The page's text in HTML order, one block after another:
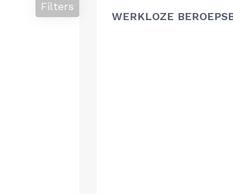
Filters
WERKLOZE